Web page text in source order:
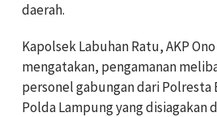
daerah.
Kapolsek Labuhan Ratu, AKP
mengatakan, pengamanan
personel gabungan dari Polresta
Polda Lampung yang disiagakan